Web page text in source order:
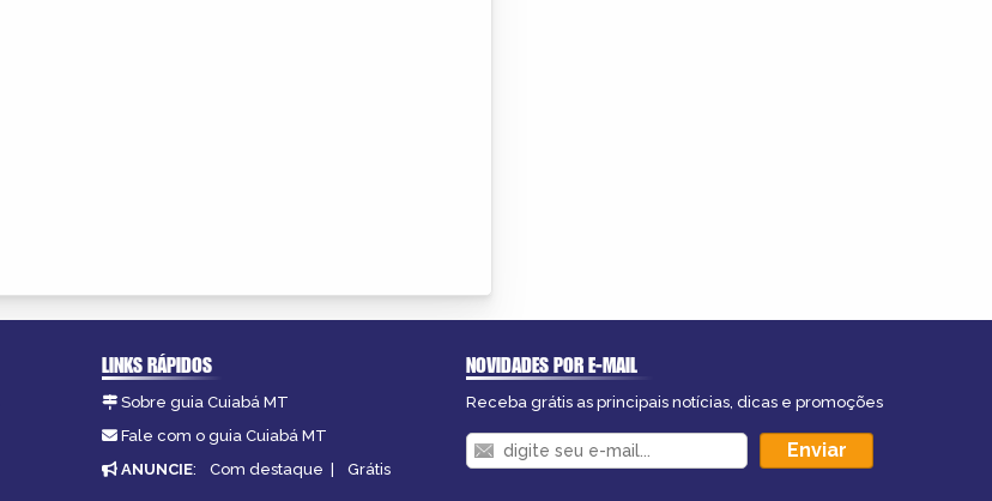
LINKS RÁPIDOS
Sobre guia Cuiabá MT
Fale com o guia Cuiabá MT
ANUNCIE: Com destaque | Grátis
NOVIDADES POR E-MAIL
Receba grátis as principais notícias, dicas e promoções